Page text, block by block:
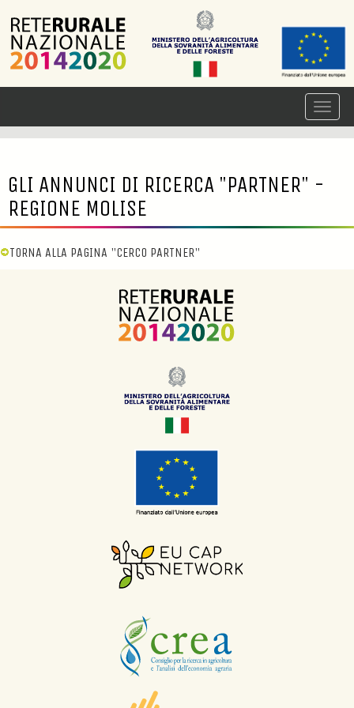
GLI ANNUNCI DI RICERCA "PARTNER" -
REGIONE MOLISE
TORNA ALLA PAGINA "CERCO PARTNER"